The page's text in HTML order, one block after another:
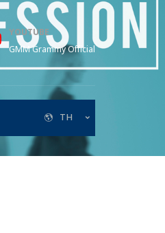
YOUTUBE
GMM Grammy Official
TH